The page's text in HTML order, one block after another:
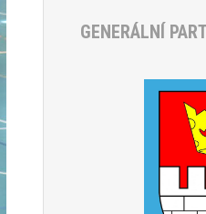
GENERÁLNÍ